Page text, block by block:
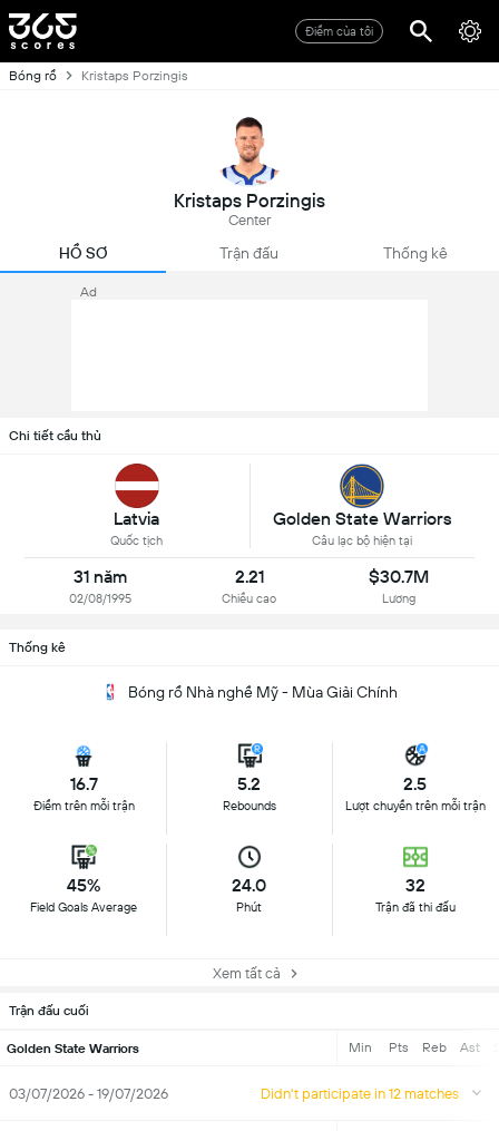
Điểm của tôi
Bóng rổ Kristaps Porzingis
Kristaps Porzingis
Center
HỒ SƠ Trận đấu Thống kê
Ad
Chi tiết cầu thủ
Latvia
Quốc tịch
Golden State Warriors
Câu lạc bộ hiện tại
31 năm
02/08/1995
2.21
Chiều cao
$30.7M
Lương
Thống kê
Bóng rổ Nhà nghề Mỹ - Mùa Giải Chính
16.7
Điểm trên mỗi trận
5.2
Rebounds
2.5
Lượt chuyền trên mỗi trận
45%
Field Goals Average
24.0
Phút
32
Trận đã thi đấu
Xem tất cả
Trận đấu cuối
Golden State Warriors Min Pts Reb Ast
03/07/2026 - 19/07/2026 Didn't participate in 12 matches